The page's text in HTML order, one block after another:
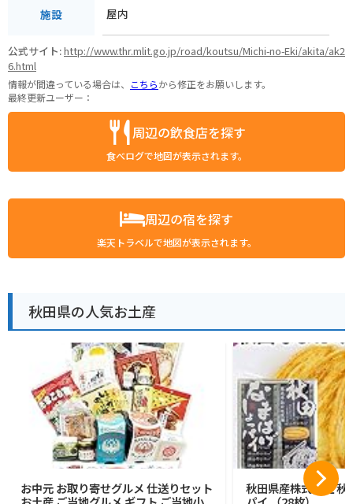
施設 屋内
公式サイト:http://www.thr.mlit.go.jp/road/koutsu/Michi-no-Eki/akita/ak2
6.html
情報が間違っている場合は、 こちらから修正をお願いします。
最終更新ユーザー：
周辺の飲食店を探す
食べログで地図が表示されます。
周辺の宿を探す
楽天トラベルで地図が表示されます。
秋田県の人気お土産
お中元 お取り寄せグルメ 仕送りセット
秋田県産株式会社 秋